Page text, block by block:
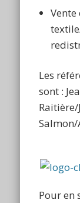
Vente
Les
sont :
Raitière/
Pour en